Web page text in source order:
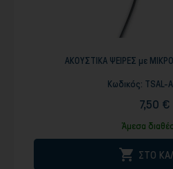
ΑΚΟΥΣΤΙΚΑ ΨΕΙΡΕΣ με
Κωδικός: TSAL-
7,50 €
Άμεσα
 ΣΤΟ